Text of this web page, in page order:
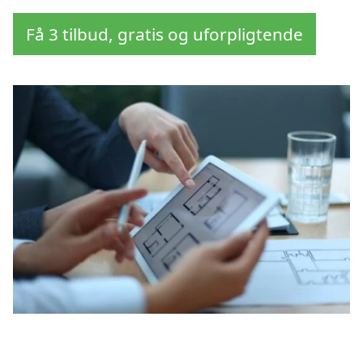
Få 3 tilbud, gratis og uforpligtende